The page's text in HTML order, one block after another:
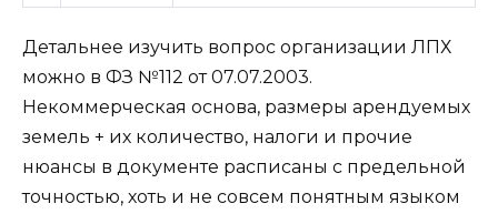
Детальнее изучить вопрос организации ЛПХ
можно в ФЗ №112 от 07.07.2003.
Некоммерческая основа, размеры арендуемых
земель + их количество, налоги и прочие
нюансы в документе расписаны с предельной
точностью, хоть и не совсем понятным языком